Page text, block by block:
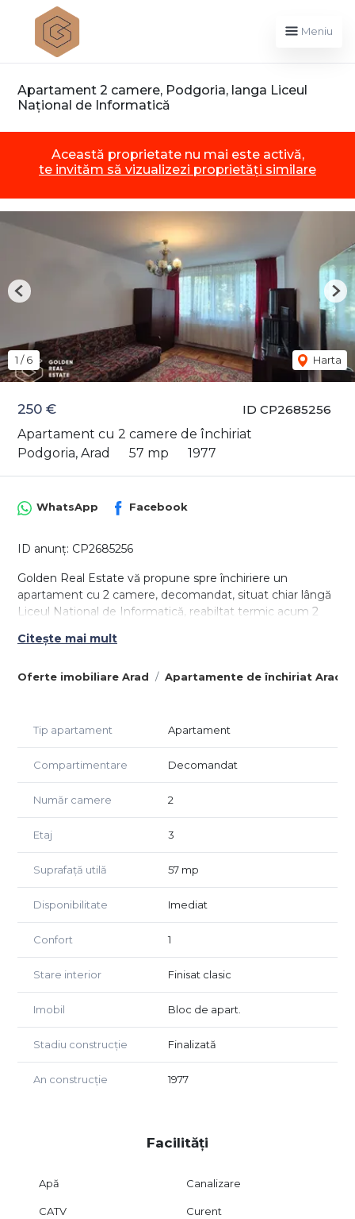
Meniu
Apartament 2 camere, Podgoria, langa Liceul
Național de Informatică
Această proprietate nu mai este activă,
te invităm să vizualizezi proprietăți similare
ID CP2685256
250 €
Apartament cu 2 camere de închiriat
Podgoria, Arad
57 mp 1977
1 /6 Harta
Previous
Oferte imobiliare Arad Apartamente de închiriat Arad
WhatsApp Facebook
ID anunț: CP2685256
Golden Real Estate vă propune spre închiriere un
apartament cu 2 camere, decomandat, situat chiar lângă
Liceul National de Informatică, reabiltat termic acum 2
către balconul care este închis cu tâmplărie termopan,
centrală proprie pe gaz, geamuri termopan iar ca și
amenajări dispune de parchet, gresie și faianță.
Imobilul se închiriază complet mobilat și utilat, având
avantajul unei poziționări ultracentrale, în zona Podgoria și
oferă acees rapid către toate zonele comerciale, culturale
si educationale ale orașului.
Preț: 250 euro/lună
Citește mai mult
Tip apartament Apartament
Compartimentare Decomandat
Număr camere 2
Etaj 3
Suprafață utilă 57 mp
Disponibilitate Imediat
Confort 1
Stare interior Finisat clasic
Imobil Bloc de apart.
Stadiu construcție Finalizată
An construcție 1977
Facilități
Apă Canalizare
CATV Curent